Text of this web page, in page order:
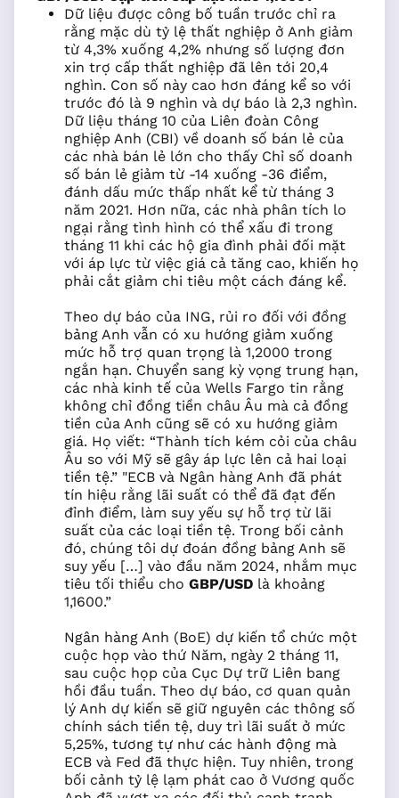
Dữ liệu được công bố tuần trước chỉ ra
rằng mặc dù tỷ lệ thất nghiệp ở Anh giảm
từ 4,3% xuống 4,2% nhưng số lượng đơn
xin trợ cấp thất nghiệp đã lên tới 20,4
nghìn. Con số này cao hơn đáng kể so với
trước đó là 9 nghìn và dự báo là 2,3 nghìn.
Dữ liệu tháng 10 của Liên đoàn Công
nghiệp Anh (CBI) về doanh số bán lẻ của
các nhà bán lẻ lớn cho thấy Chỉ số doanh
số bán lẻ giảm từ -14 xuống -36 điểm,
đánh dấu mức thấp nhất kể từ tháng 3
năm 2021. Hơn nữa, các nhà phân tích lo
ngại rằng tình hình có thể xấu đi trong
tháng 11 khi các hộ gia đình phải đối mặt
với áp lực từ việc giá cả tăng cao, khiến họ
phải cắt giảm chi tiêu một cách đáng kể.
Theo dự báo của ING, rủi ro đối với đồng
bảng Anh vẫn có xu hướng giảm xuống
mức hỗ trợ quan trọng là 1,2000 trong
ngắn hạn. Chuyển sang kỳ vọng trung hạn,
các nhà kinh tế của Wells Fargo tin rằng
không chỉ đồng tiền châu Âu mà cả đồng
tiền của Anh cũng sẽ có xu hướng giảm
giá. Họ viết: “Thành tích kém cỏi của châu
Âu so với Mỹ sẽ gây áp lực lên cả hai loại
tiền tệ.” "ECB và Ngân hàng Anh đã phát
tín hiệu rằng lãi suất có thể đã đạt đến
đỉnh điểm, làm suy yếu sự hỗ trợ từ lãi
suất của các loại tiền tệ. Trong bối cảnh
đó, chúng tôi dự đoán đồng bảng Anh sẽ
suy yếu […] vào đầu năm 2024, nhắm mục
tiêu tối thiểu cho GBP/USD là khoảng
1,1600.”
Ngân hàng Anh (BoE) dự kiến tổ chức một
cuộc họp vào thứ Năm, ngày 2 tháng 11,
sau cuộc họp của Cục Dự trữ Liên bang
hồi đầu tuần. Theo dự báo, cơ quan quản
lý Anh dự kiến sẽ giữ nguyên các thông số
chính sách tiền tệ, duy trì lãi suất ở mức
5,25%, tương tự như các hành động mà
ECB và Fed đã thực hiện. Tuy nhiên, trong
bối cảnh tỷ lệ lạm phát cao ở Vương quốc